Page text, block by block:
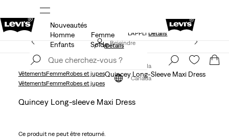
LE MEILLEUR DE LEVI'SMD – MAINTENANT DANS
L’APPLIDétails
Rejoindre
Canada
Nouveautés
Homme
Femme
Enfants
Solde
15 % DE RABAIS SUR VOTRE PREMIÈRE COMMANDE
Détails
maintenant
Canada
VêtementsFemmeRobes et jupesQuincey Long-Sleeve Maxi Dress
VêtementsFemmeRobes et jupes
Quincey Long-sleeve Maxi Dress
Ce produit ne peut être retourné.